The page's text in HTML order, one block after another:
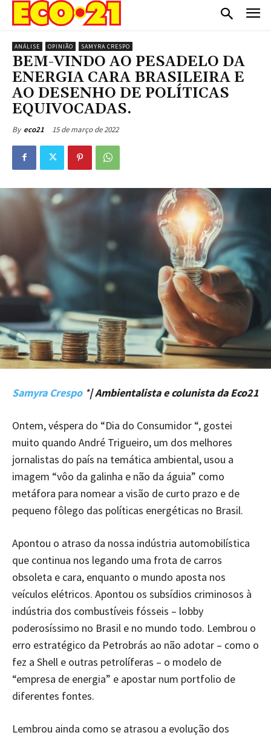
ANÁLISE OPINIÃO SAMYRA CRESPO
BEM-VINDO AO PESADELO DA
ENERGIA CARA BRASILEIRA E
AO DESENHO DE POLÍTICAS
EQUIVOCADAS.
By eco21 15 de março de 2022
Samyra Crespo*| Ambientalista e colunista da Eco21
Ontem, véspera do “Dia do Consumidor “, gostei
muito quando André Trigueiro, um dos melhores
jornalistas do país na temática ambiental, usou a
imagem “vôo da galinha e não da águia” como
metáfora para nomear a visão de curto prazo e de
pequeno fôlego das políticas energéticas no Brasil.
Apontou o atraso da nossa indústria automobilística
que continua nos legando uma frota de carros
obsoleta e cara, enquanto o mundo aposta nos
veículos elétricos. Apontou os subsídios criminosos à
indústria dos combustíveis fósseis – lobby
poderosíssimo no Brasil e no mundo todo. Lembrou o
erro estratégico da Petrobrás ao não adotar – como o
fez a Shell e outras petrolíferas – o modelo de
“empresa de energia” e apostar num portfolio de
diferentes fontes.
Lembrou ainda como se atrasou a evolução dos